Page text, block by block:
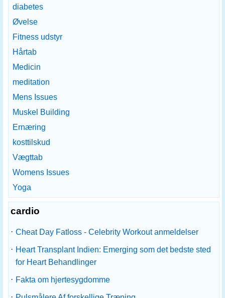
diabetes
Øvelse
Fitness udstyr
Hårtab
Medicin
meditation
Mens Issues
Muskel Building
Ernæring
kosttilskud
Vægttab
Womens Issues
Yoga
cardio
· Cheat Day Fatloss - Celebrity Workout anmeldelser
· Heart Transplant Indien: Emerging som det bedste sted
for Heart Behandlinger
· Fakta om hjertesygdomme